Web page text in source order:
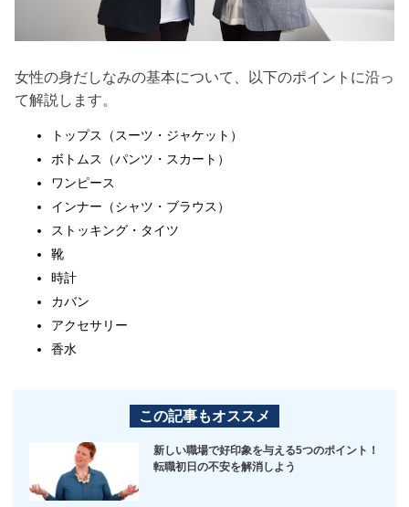
女性の身だしなみの基本について、以下のポイントに沿っ
て解説します。
トップス（スーツ・ジャケット）
ボトムス（パンツ・スカート）
ワンピース
インナー（シャツ・ブラウス）
ストッキング・タイツ
靴
時計
カバン
アクセサリー
香水
この記事もオススメ
新しい職場で好印象を与える5つのポイント！
転職初日の不安を解消しよう